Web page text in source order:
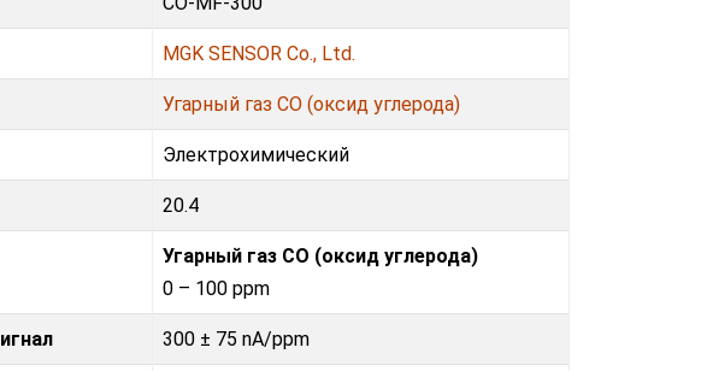
MGK SENSOR Co., Ltd.
Угарный газ CO (оксид углерода)
Электрохимический
20.4
Угарный газ CO (оксид углерода)
0 – 100 ppm
300 ± 75 nA/ppm